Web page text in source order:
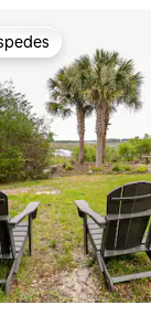
entre huéspedes